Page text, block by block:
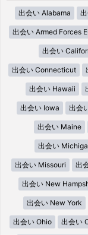
出会い Alabama
出会い Armed Forces
出会い
出会い Connecticut
出会い Hawaii
出会い Iowa 出会
出会い Maine
出会い
出会い Missouri 出
出会い New
出会い New York
出会い Ohio 出会い